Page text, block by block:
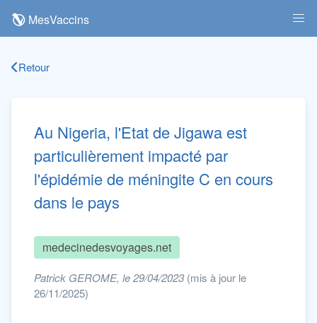
MesVaccins
Retour
Au Nigeria, l'Etat de Jigawa est
particulièrement impacté par
l'épidémie de méningite C en cours
dans le pays
medecinedesvoyages.net
Patrick GEROME, le 29/04/2023 (mis à jour le
26/11/2025)